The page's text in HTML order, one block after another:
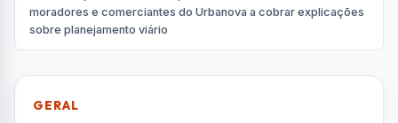
moradores e comerciantes do Urbanova a cobrar explicações
sobre planejamento viário
GERAL